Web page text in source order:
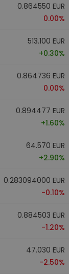
0.864550 EUR
0.00%
513.100 EUR
+0.30%
0.864736 EUR
0.00%
0.894477 EUR
+1.60%
64.570 EUR
+2.90%
0.283094000 EUR
-0.10%
0.884503 EUR
-1.20%
47.030 EUR
-2.50%